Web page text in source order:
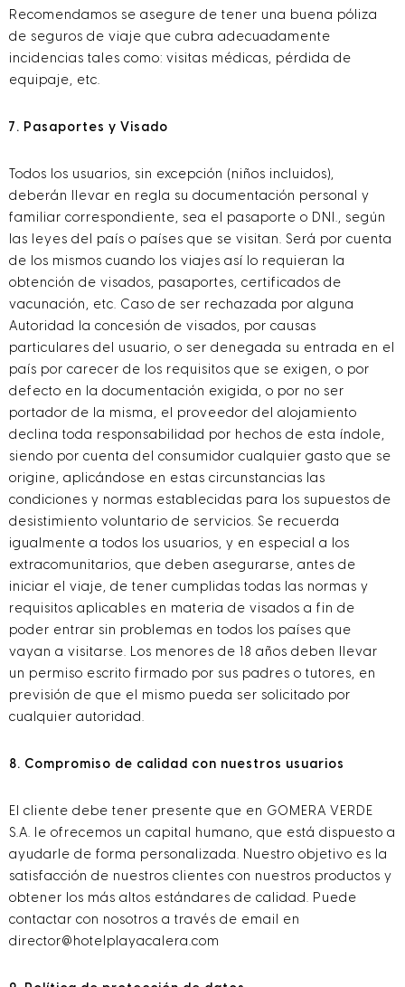
Recomendamos se asegure de tener una buena póliza
de seguros de viaje que cubra adecuadamente
incidencias tales como: visitas médicas, pérdida de
equipaje, etc.
7. Pasaportes y Visado
Todos los usuarios, sin excepción (niños incluidos),
deberán llevar en regla su documentación personal y
familiar correspondiente, sea el pasaporte o DNI., según
las leyes del país o países que se visitan. Será por cuenta
de los mismos cuando los viajes así lo requieran la
obtención de visados, pasaportes, certificados de
vacunación, etc. Caso de ser rechazada por alguna
Autoridad la concesión de visados, por causas
particulares del usuario, o ser denegada su entrada en el
país por carecer de los requisitos que se exigen, o por
defecto en la documentación exigida, o por no ser
portador de la misma, el proveedor del alojamiento
declina toda responsabilidad por hechos de esta índole,
siendo por cuenta del consumidor cualquier gasto que se
origine, aplicándose en estas circunstancias las
condiciones y normas establecidas para los supuestos de
desistimiento voluntario de servicios. Se recuerda
igualmente a todos los usuarios, y en especial a los
extracomunitarios, que deben asegurarse, antes de
iniciar el viaje, de tener cumplidas todas las normas y
requisitos aplicables en materia de visados a fin de
poder entrar sin problemas en todos los países que
vayan a visitarse. Los menores de 18 años deben llevar
un permiso escrito firmado por sus padres o tutores, en
previsión de que el mismo pueda ser solicitado por
cualquier autoridad.
8. Compromiso de calidad con nuestros usuarios
El cliente debe tener presente que en GOMERA VERDE
S.A. le ofrecemos un capital humano, que está dispuesto a
ayudarle de forma personalizada. Nuestro objetivo es la
satisfacción de nuestros clientes con nuestros productos y
obtener los más altos estándares de calidad. Puede
contactar con nosotros a través de email en
director@hotelplayacalera.com